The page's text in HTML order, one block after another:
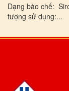
Dạng bào chế:
tượng sử dụng:...